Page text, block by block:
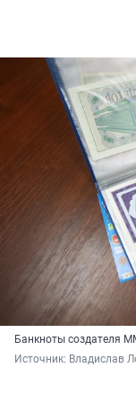
Банкноты создателя
Источник: Владислав